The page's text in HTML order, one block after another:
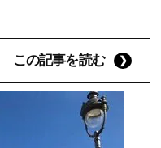
この記事を読む